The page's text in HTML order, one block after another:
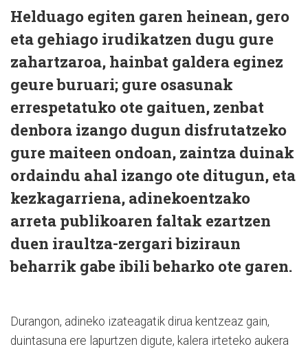
Helduago egiten garen heinean, gero
eta gehiago irudikatzen dugu gure
zahartzaroa, hainbat galdera eginez
geure buruari; gure osasunak
errespetatuko ote gaituen, zenbat
denbora izango dugun disfrutatzeko
gure maiteen ondoan, zaintza duinak
ordaindu ahal izango ote ditugun, eta
kezkagarriena, adinekoentzako
arreta publikoaren faltak ezartzen
duen iraultza-zergari biziraun
beharrik gabe ibili beharko ote garen.
Durangon, adineko izateagatik dirua kentzeaz gain,
duintasuna ere lapurtzen digute, kalera irteteko aukera